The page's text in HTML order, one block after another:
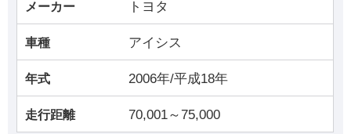
メーカー トヨタ
車種 アイシス
年式 2006年/平成18年
走行距離 70,001～75,000